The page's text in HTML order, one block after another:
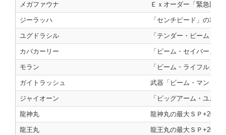
メガファウナ Ｅｘオーダー「緊急回収
ジーラッハ 「センチピード」の攻
ユグドラシル 「テンダー・ビーム（
カバカーリー 「ビーム・セイバー」
モラン 「ビーム・ライフル」
ガイトラッシュ 武器「ビーム・マント」
ジャイオーン 「ビッグアーム・ユニ
龍神丸 龍神丸の最大ＳＰ+20、
龍王丸 龍王丸の最大ＳＰ+20、